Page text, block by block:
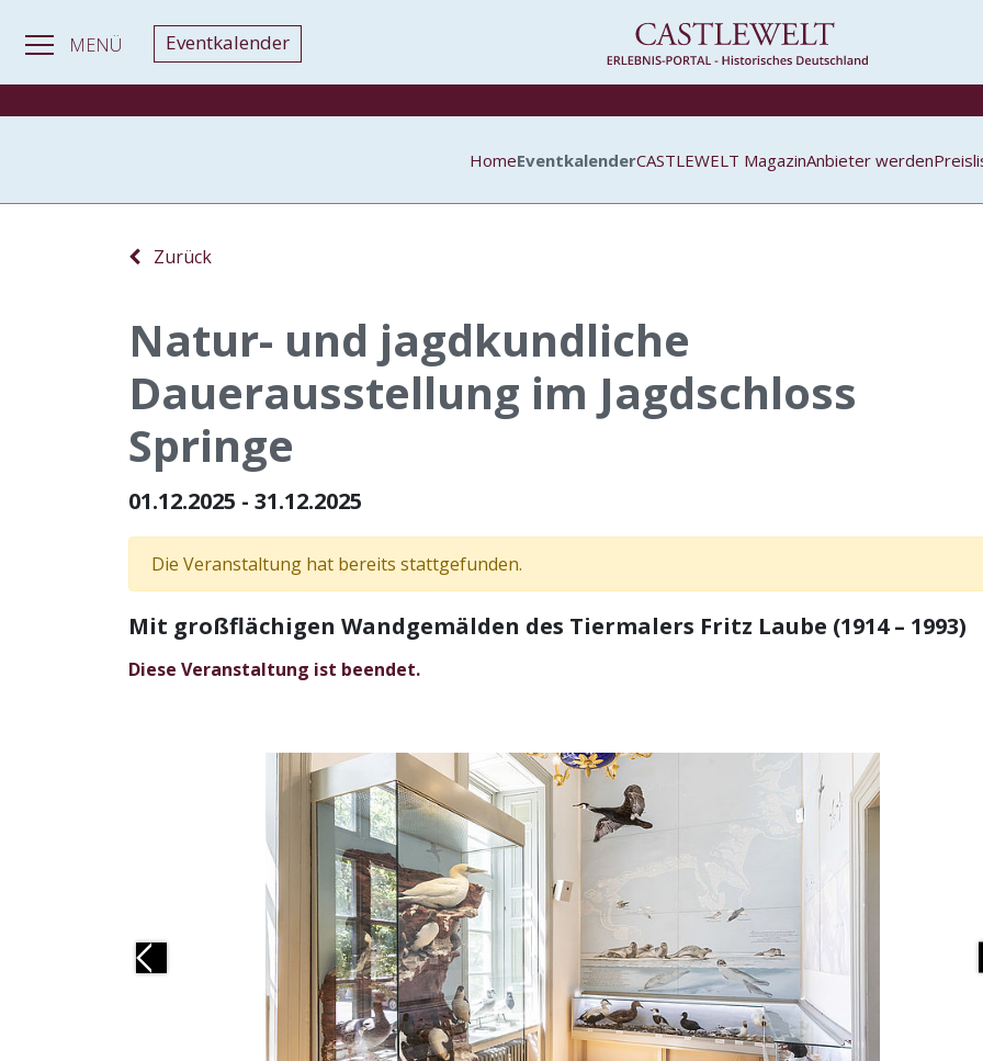
MENÜ Eventkalender
HomeEventkalenderCASTLEWELT MagazinAnbieter werden
Zurück
Natur- und jagdkundliche
Dauerausstellung im Jagdschloss
Springe
01.12.2025 - 31.12.2025
Die Veranstaltung hat bereits stattgefunden.
Mit großflächigen Wandgemälden des Tiermalers Fritz Laube (1914 – 1993)
Diese Veranstaltung ist beendet.
Previous